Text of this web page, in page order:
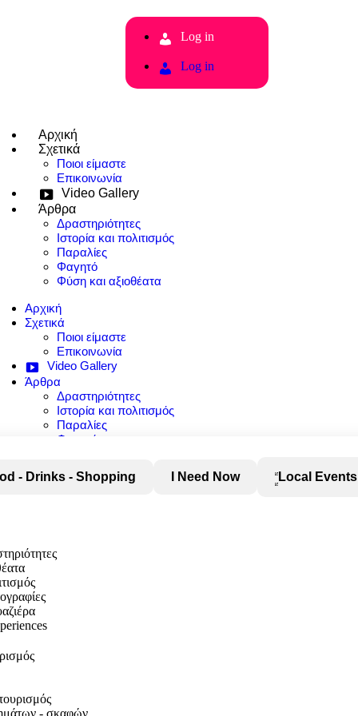
Log in
Log in
Αρχική
Σχετικά
Ποιοι είμαστε
Επικοινωνία
Video Gallery
Άρθρα
Δραστηριότητες
Ιστορία και πολιτισμός
Παραλίες
Φαγητό
Φύση και αξιοθέατα
Αρχική
Σχετικά
Ποιοι είμαστε
Επικοινωνία
Video Gallery
Άρθρα
Δραστηριότητες
Ιστορία και πολιτισμός
Παραλίες
Φαγητό
- Drinks - Shopping I Need Now Local Events
- σκαφών